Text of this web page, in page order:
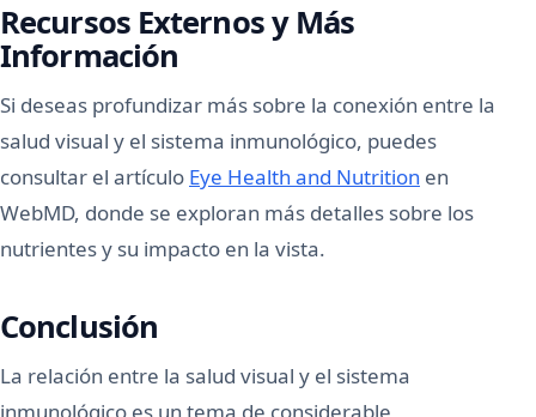
Recursos Externos y Más
Información
Si deseas profundizar más sobre la conexión entre la
salud visual y el sistema inmunológico, puedes
consultar el artículo Eye Health and Nutrition en
WebMD, donde se exploran más detalles sobre los
nutrientes y su impacto en la vista.
Conclusión
La relación entre la salud visual y el sistema